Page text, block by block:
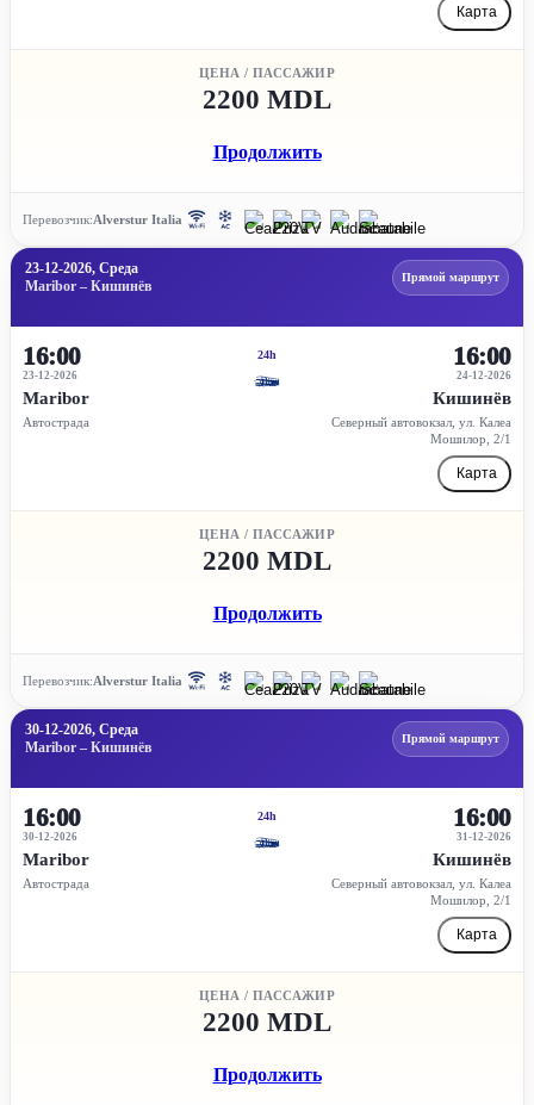
Карта
ЦЕНА / ПАССАЖИР
2200 MDL
Продолжить
Перевозчик:Alverstur Italia
23-12-2026, Среда
Maribor – Кишинёв
Прямой маршрут
16:00
23-12-2026
Maribor
Автострада
24h
24-12-2026
16:00
Кишинёв
Северный автовокзал, ул. Калеа
Мошилор, 2/1
Карта
ЦЕНА / ПАССАЖИР
2200 MDL
Продолжить
Перевозчик:Alverstur Italia
30-12-2026, Среда
Maribor – Кишинёв
Прямой маршрут
16:00
30-12-2026
Maribor
Автострада
24h
31-12-2026
16:00
Кишинёв
Северный автовокзал, ул. Калеа
Мошилор, 2/1
Карта
ЦЕНА / ПАССАЖИР
2200 MDL
Продолжить